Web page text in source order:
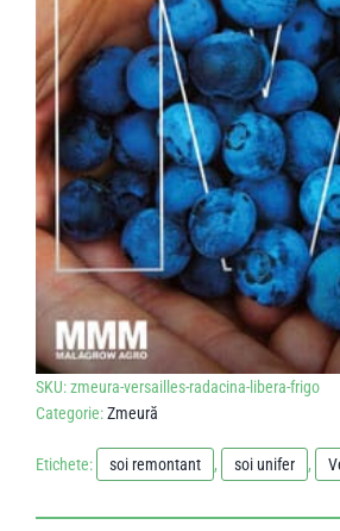
SKU:zmeura-versailles-radacina-libera-frigo
Categorie:Zmeură
Etichete: soi remontant , soi unifer ,